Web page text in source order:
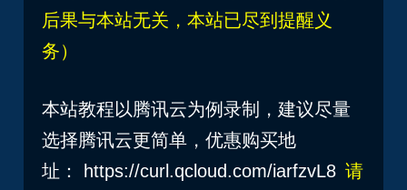
后果与本站无关，本站已尽到提醒义
务）
本站教程以腾讯云为例录制，建议尽量
选择腾讯云更简单，优惠购买地
址： https://curl.qcloud.com/iarfzvL8 请